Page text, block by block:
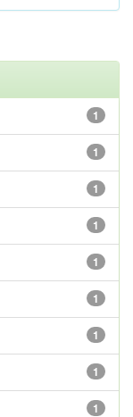
1
1
1
1
1
1
1
1
1